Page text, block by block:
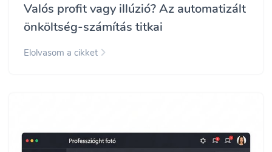
Valós profit vagy illúzió? Az automatizált
önköltség-számítás titkai
Elolvasom a cikket